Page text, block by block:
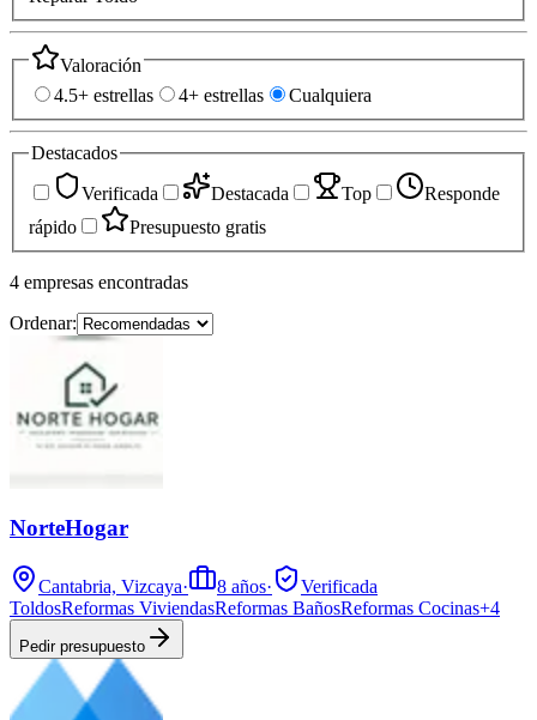
Valoración
4.5+ estrellas
4+ estrellas Cualquiera
Destacados
Verificada
Destacada Top
Responde
rápido
Presupuesto gratis
4 empresas encontradas
Ordenar:
NorteHogar
Cantabria, Vizcaya· 8 años·
Verificada
ToldosReformas ViviendasReformas BañosReformas Cocinas+4
Pedir presupuesto